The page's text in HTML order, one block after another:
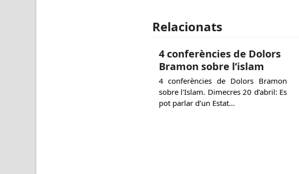
Relacionats
4 conferències de Dolors
Bramon sobre l’islam
4 conferències de Dolors Bramon
sobre l'Islam. Dimecres 20 d’abril: Es
pot parlar d’un Estat…